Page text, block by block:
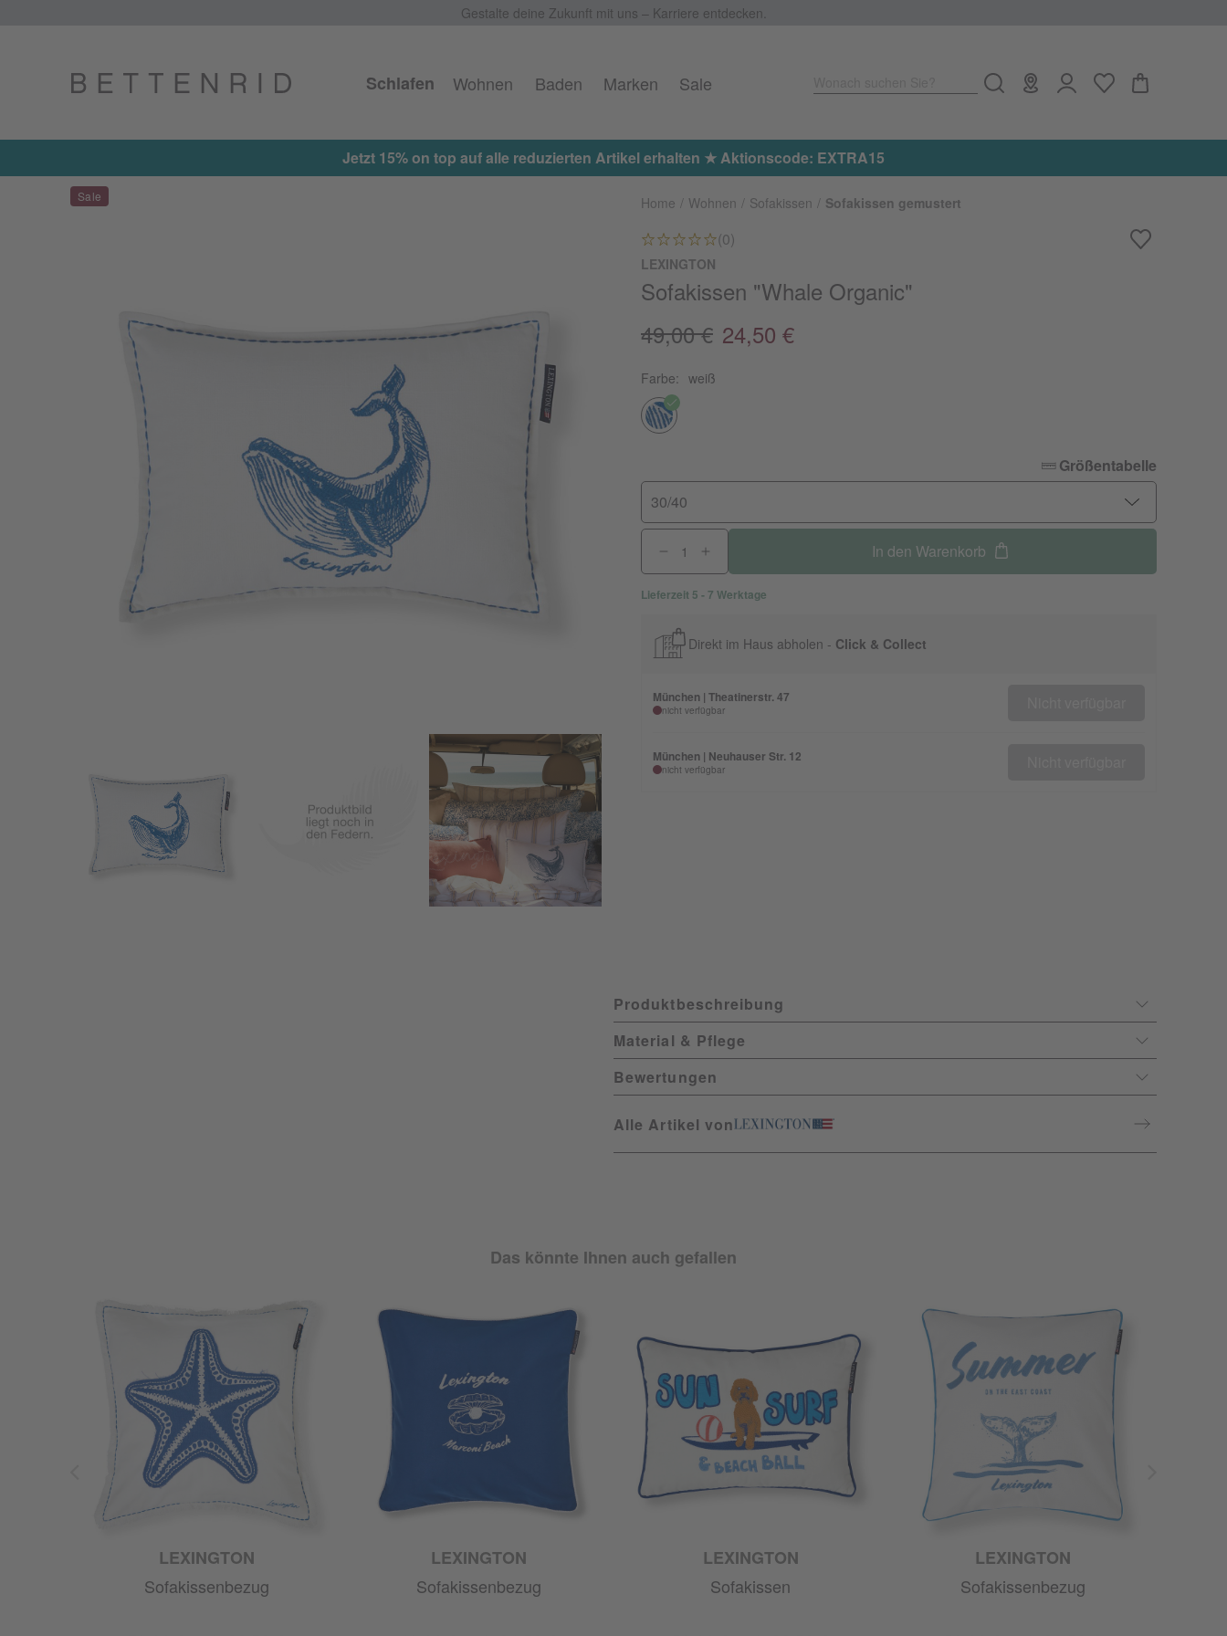
Gestalte deine Zukunft mit uns – Karriere entdecken.
Schlafen Wohnen Baden Marken Sale
Jetzt 15% on top auf alle reduzierten Artikel erhalten ★ Aktionscode: EXTRA15
Home Wohnen Sofakissen Sofakissen gemustert
(0)
LEXINGTON
Sofakissen "Whale Organic"
49,00 € 24,50 €
Farbe: weiß
Größentabelle
30/40
In den Warenkorb
Lieferzeit 5 - 7 Werktage
Direkt im Haus abholen - Click & Collect
München | Theatinerstr. 47
nicht verfügbar
München | Neuhauser Str. 12
nicht verfügbar
Produktbeschreibung
Material & Pflege
Bewertungen
Alle Artikel von
Das könnte Ihnen auch gefallen
LEXINGTON
Sofakissenbezug
LEXINGTON
Sofakissenbezug
LEXINGTON
Sofakissen
LEXINGTON
Sofakissenbezug